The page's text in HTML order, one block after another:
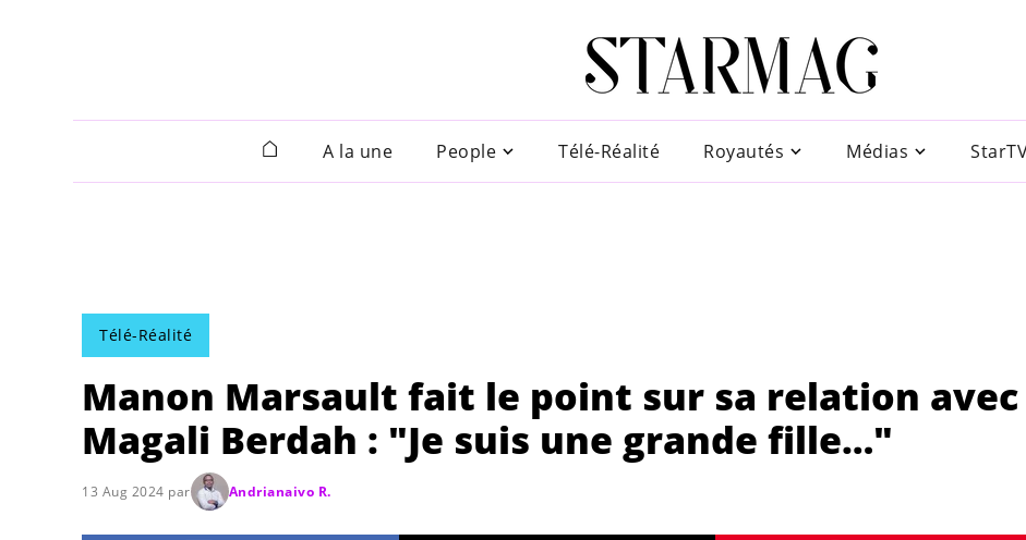
A la une People Télé-Réalité Royautés Médias
Télé-Réalité
Manon Marsault fait le point sur sa relation avec
Magali Berdah : "Je suis une grande fille…"
13 Aug 2024 par Andrianaivo R.